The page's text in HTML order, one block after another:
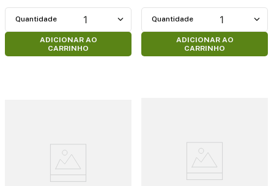
1
ADICIONAR AO
CARRINHO
1
ADICIONAR AO
CARRINHO